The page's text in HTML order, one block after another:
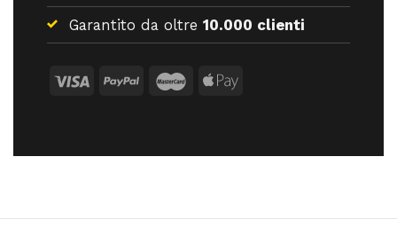
Garantito da oltre 10.000 clienti